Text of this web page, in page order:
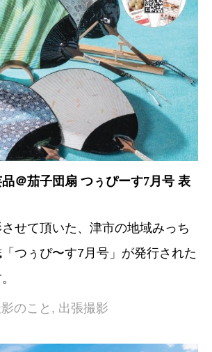
＠茄子団扇 つぅぴーす7月号 表
せて頂いた、津市の地域みっち
つぅぴ〜す7月号」が発行された
のこと , 出張撮影